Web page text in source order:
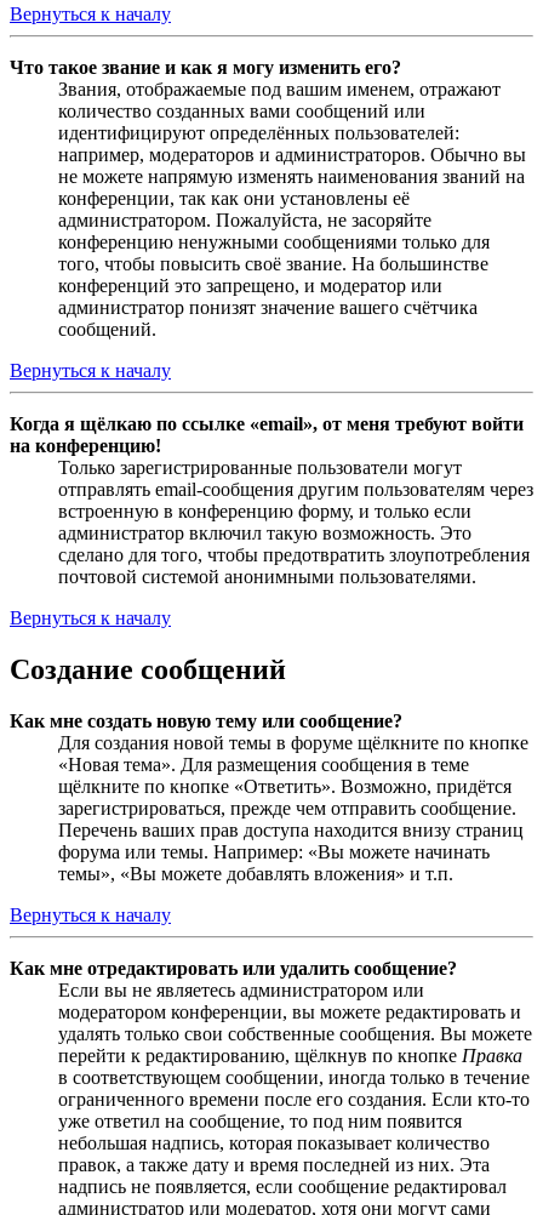
Вернуться к началу
Что такое звание и как я могу изменить его?
Звания, отображаемые под вашим именем, отражают
количество созданных вами сообщений или
идентифицируют определённых пользователей:
например, модераторов и администраторов. Обычно вы
не можете напрямую изменять наименования званий на
конференции, так как они установлены её
администратором. Пожалуйста, не засоряйте
конференцию ненужными сообщениями только для
того, чтобы повысить своё звание. На большинстве
конференций это запрещено, и модератор или
администратор понизят значение вашего счётчика
сообщений.
Вернуться к началу
Когда я щёлкаю по ссылке «email», от меня требуют войти
на конференцию!
Только зарегистрированные пользователи могут
отправлять email-сообщения другим пользователям через
встроенную в конференцию форму, и только если
администратор включил такую возможность. Это
сделано для того, чтобы предотвратить злоупотребления
почтовой системой анонимными пользователями.
Вернуться к началу
Создание сообщений
Как мне создать новую тему или сообщение?
Для создания новой темы в форуме щёлкните по кнопке
«Новая тема». Для размещения сообщения в теме
щёлкните по кнопке «Ответить». Возможно, придётся
зарегистрироваться, прежде чем отправить сообщение.
Перечень ваших прав доступа находится внизу страниц
форума или темы. Например: «Вы можете начинать
темы», «Вы можете добавлять вложения» и т.п.
Вернуться к началу
Как мне отредактировать или удалить сообщение?
Если вы не являетесь администратором или
модератором конференции, вы можете редактировать и
удалять только свои собственные сообщения. Вы можете
перейти к редактированию, щёлкнув по кнопке Правка
в соответствующем сообщении, иногда только в течение
ограниченного времени после его создания. Если кто-то
уже ответил на сообщение, то под ним появится
небольшая надпись, которая показывает количество
правок, а также дату и время последней из них. Эта
надпись не появляется, если сообщение редактировал
администратор или модератор, хотя они могут сами